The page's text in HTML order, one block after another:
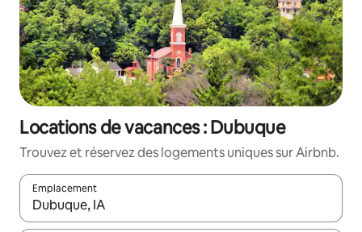
Locations de vacances : Dubuque
Trouvez et réservez des logements uniques sur Airbnb.
Emplacement
Quand les résultats sont affichés, parcourez-les en utilisant